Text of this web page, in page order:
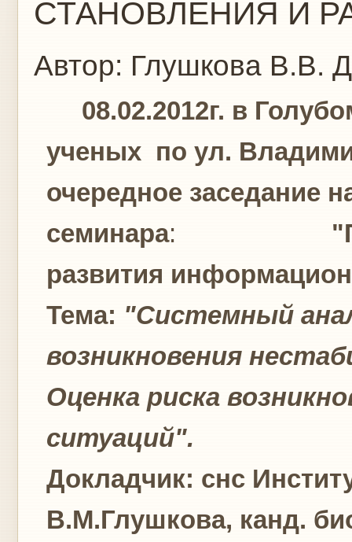
СТАНОВЛЕНИЯ И
Автор: Глушкова В.В.
08.02.2012г. в
ученых по ул.
очередное заседание
семинара:
развития
Тема: "Системный
возникновения
Оценка риска
ситуаций".
Докладчик: снс
В.М.Глушкова, канд.